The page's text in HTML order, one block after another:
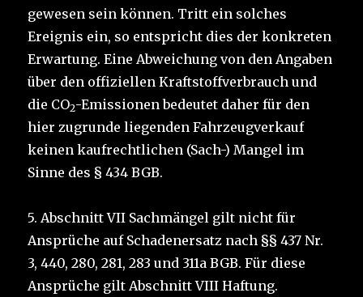
gewesen sein können. Tritt ein solches
Ereignis ein, so entspricht dies der konkreten
Erwartung. Eine Abweichung von den Angaben
über den offiziellen Kraftstoffverbrauch und
die CO2-Emissionen bedeutet daher für den
hier zugrunde liegenden Fahrzeugverkauf
keinen kaufrechtlichen (Sach-) Mangel im
Sinne des § 434 BGB.
5. Abschnitt VII Sachmängel gilt nicht für
Ansprüche auf Schadenersatz nach §§ 437 Nr.
3, 440, 280, 281, 283 und 311a BGB. Für diese
Ansprüche gilt Abschnitt VIII Haftung.